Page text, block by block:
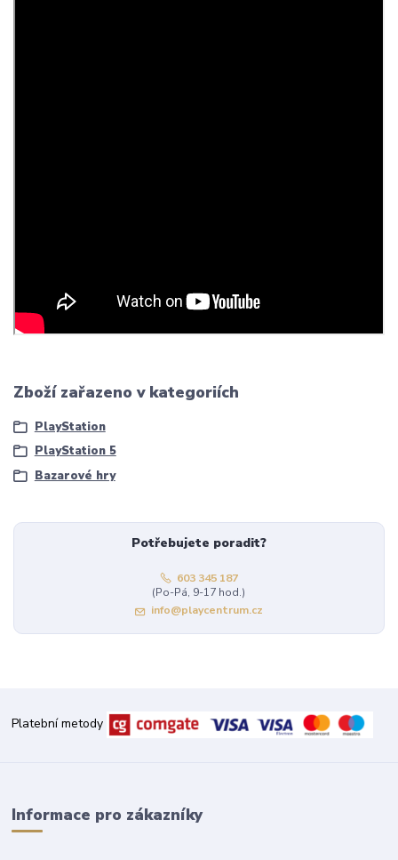
Zboží zařazeno v kategoriích
PlayStation
PlayStation 5
Bazarové hry
Potřebujete poradit?
603 345 187
(Po-Pá, 9-17 hod.)
info@playcentrum.cz
Platební metody
Informace pro zákazníky